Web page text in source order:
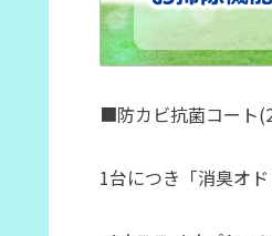
■防カビ抗菌コート
1台につき「消臭オ